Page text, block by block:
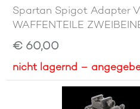
Spartan Spigot Adapter
WAFFENTEILE
€ 60,00
nicht lagernd –